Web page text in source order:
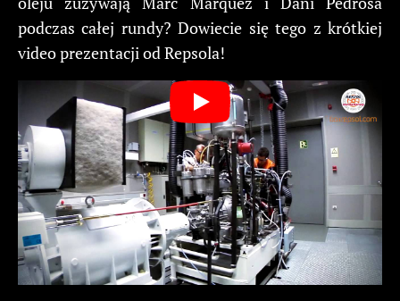
podczas całej rundy? Dowiecie się tego z krótkiej
video prezentacji od Repsola!